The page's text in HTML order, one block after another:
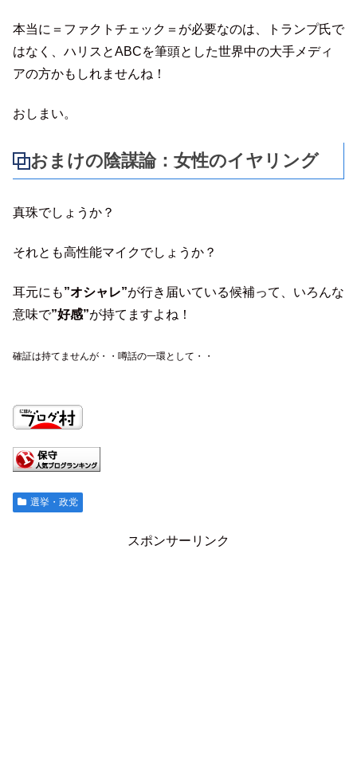
本当に＝ファクトチェック＝が必要なのは、トランプ氏で
はなく、ハリスとABCを筆頭とした世界中の大手メディ
アの方かもしれませんね！
おしまい。
おまけの陰謀論：女性のイヤリング
真珠でしょうか？
それとも高性能マイクでしょうか？
耳元にも”オシャレ”が行き届いている候補って、いろんな
意味で”好感”が持てますよね！
確証は持てませんが・・噂話の一環として・・
選挙・政党
スポンサーリンク